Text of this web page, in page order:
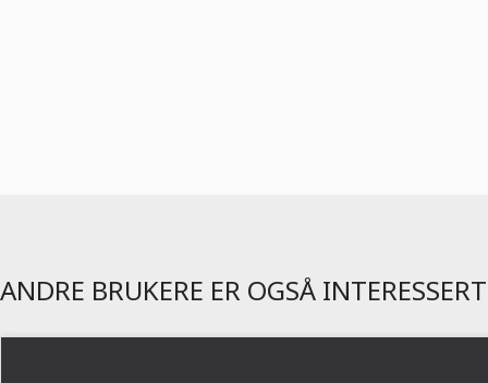
ANDRE BRUKERE ER OGSÅ INTERESSERT